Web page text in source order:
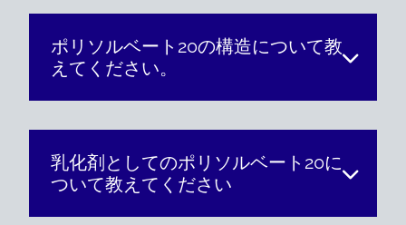
ポリソルベート20の構造について教
えてください。
乳化剤としてのポリソルベート20に
ついて教えてください